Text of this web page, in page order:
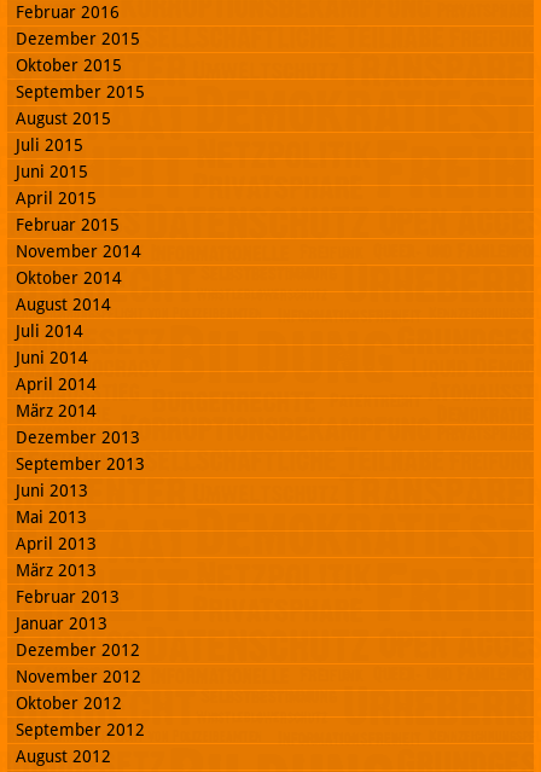
Februar 2016
Dezember 2015
Oktober 2015
September 2015
August 2015
Juli 2015
Juni 2015
April 2015
Februar 2015
November 2014
Oktober 2014
August 2014
Juli 2014
Juni 2014
April 2014
März 2014
Dezember 2013
September 2013
Juni 2013
Mai 2013
April 2013
März 2013
Februar 2013
Januar 2013
Dezember 2012
November 2012
Oktober 2012
September 2012
August 2012